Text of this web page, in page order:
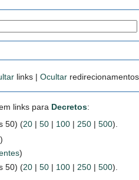
links | Ocultar redirecionamentos
links para Decretos:
50) (20 | 50 | 100 | 250 | 500).
)
)
50) (20 | 50 | 100 | 250 | 500).